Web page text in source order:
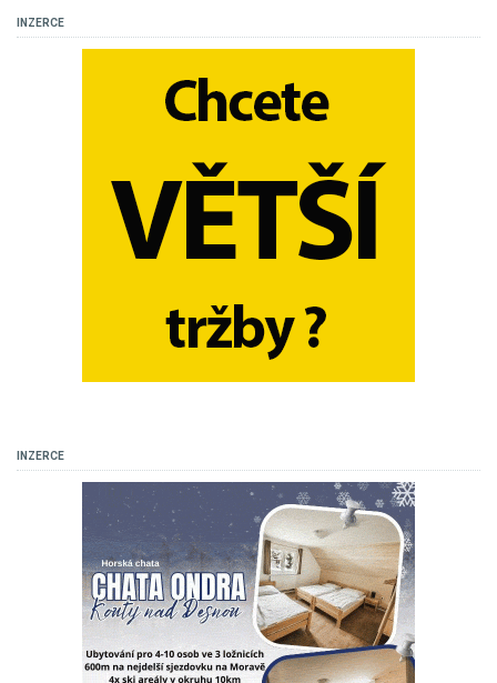
INZERCE
INZERCE